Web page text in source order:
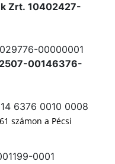
Zrt. 10402427-
00000001
00146376-
6376 0010 0008
számon a Pécsi
0001